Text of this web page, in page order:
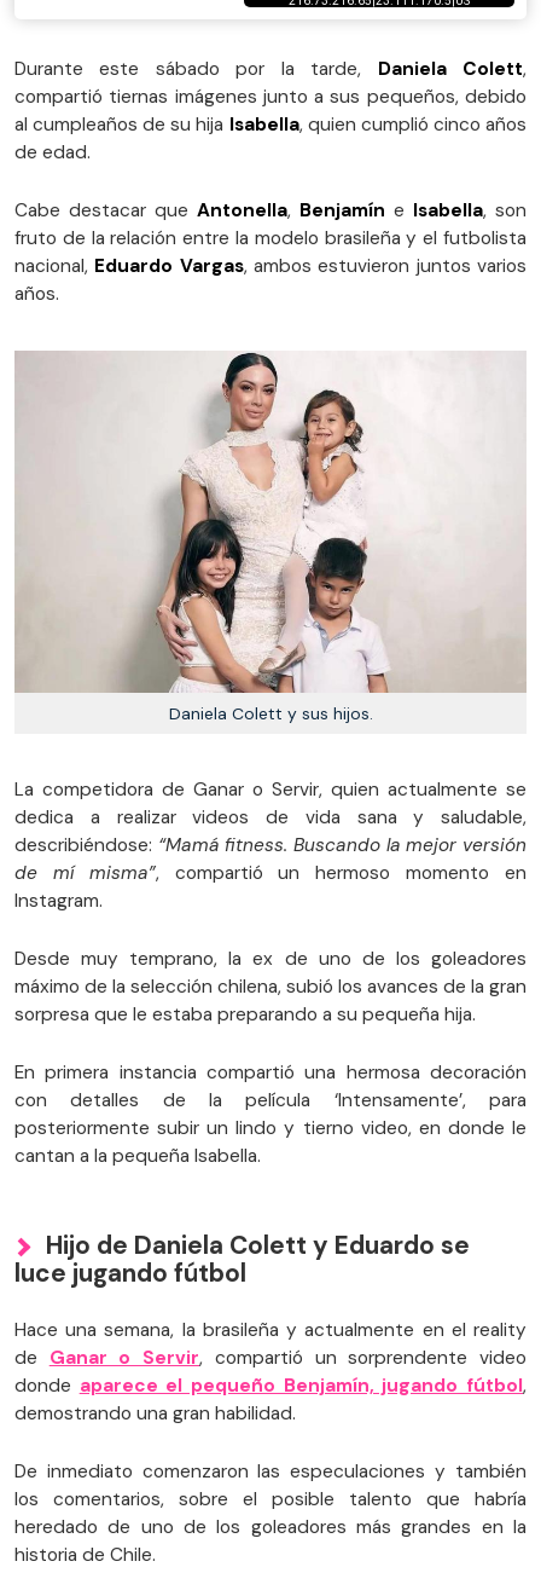
Durante este sábado por la tarde, Daniela Colett,
compartió tiernas imágenes junto a sus pequeños, debido
al cumpleaños de su hija Isabella, quien cumplió cinco años
de edad.
Cabe destacar que Antonella, Benjamín e Isabella, son
fruto de la relación entre la modelo brasileña y el futbolista
nacional, Eduardo Vargas, ambos estuvieron juntos varios
años.
Daniela Colett y sus hijos.
La competidora de Ganar o Servir, quien actualmente se
dedica a realizar videos de vida sana y saludable,
describiéndose: “Mamá fitness. Buscando la mejor versión
de mí misma”, compartió un hermoso momento en
Instagram.
Desde muy temprano, la ex de uno de los goleadores
máximo de la selección chilena, subió los avances de la gran
sorpresa que le estaba preparando a su pequeña hija.
En primera instancia compartió una hermosa decoración
con detalles de la película ‘Intensamente’, para
posteriormente subir un lindo y tierno video, en donde le
cantan a la pequeña Isabella.
Hijo de Daniela Colett y Eduardo se
luce jugando fútbol
Hace una semana, la brasileña y actualmente en el reality
de Ganar o Servir, compartió un sorprendente video
donde aparece el pequeño Benjamín, jugando fútbol,
demostrando una gran habilidad.
De inmediato comenzaron las especulaciones y también
los comentarios, sobre el posible talento que habría
heredado de uno de los goleadores más grandes en la
historia de Chile.